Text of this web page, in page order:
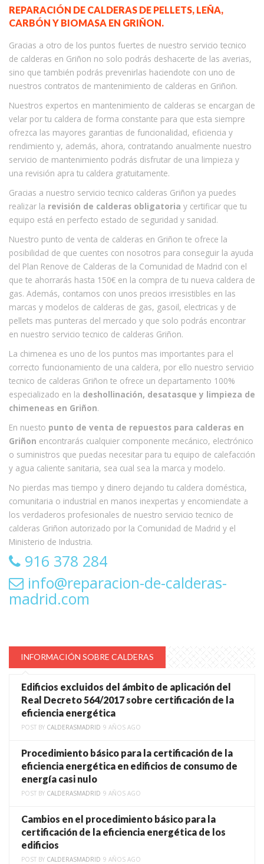
REPARACIÓN DE CALDERAS DE PELLETS, LEÑA,
CARBÓN Y BIOMASA EN GRIÑON.
Gracias a otro de los puntos fuertes de nuestro servicio tecnico
de calderas en Griñon no solo podrás deshacerte de las averias,
sino que también podrás prevenirlas haciendote con uno de
nuestros contratos de mantenimiento de calderas en Griñon.
Nuestros expertos en mantenimiento de calderas se encargan de
velar por tu caldera de forma constante para que esta siempre
ofrezca las mayores garantias de funcionalidad, eficiencia y
rendimiento y, además, ahora, contratando anualmente nuestro
servicio de mantenimiento podrás disfrutar de una limpieza y
una revisión apra tu caldera gratuitamente.
Gracias a nuestro servicio tecnico calderas Griñon ya puedes
realizar la revisión de calderas obligatoria y certificar que tu
equipo está en perfecto estado de seguridad y sanidad.
Nuestro punto de venta de calderas en Griñon te ofrece la
posibilidad de que cuentes con nosotros para conseguir la ayuda
del Plan Renove de Calderas de la Comunidad de Madrid con el
que te ahorrarás hasta 150€ en la compra de tu nueva caldera de
gas. Además, contamos con unos precios irresistibles en las
marcas y modelos de calderas de gas, gasoil, electricas y de
pellets mas punteras del mercado y que solo podrás encontrar
en nuestro servicio tecnico de calderas Griñon.
La chimenea es uno de los puntos mas importantes para el
correcto funcionamiento de una caldera, por ello nuestro servicio
tecnico de calderas Griñon te ofrece un departamento 100%
especializado en la deshollinación, desatasque y limpieza de
chimeneas en Griñon.
En nuesto punto de venta de repuestos para calderas en
Griñon encontrarás cualquier componente mecánico, electrónico
o suministros que puedas necesitar para tu equipo de calefacción
y agua caliente sanitaria, sea cual sea la marca y modelo.
No pierdas mas tiempo y dinero dejando tu caldera doméstica,
comunitaria o industrial en manos inexpertas y encomiendate a
los verdaderos profesionales de nuestro servicio tecnico de
calderas Griñon autorizado por la Comunidad de Madrid y el
Ministerio de Industria.
916 378 284
info@reparacion-de-calderas-
madrid.com
INFORMACIÓN SOBRE CALDERAS
Edificios excluidos del ámbito de aplicación del
Real Decreto 564/2017 sobre certificación de la
eficiencia energética
POST BY CALDERASMADRID 9 AÑOS AGO
Procedimiento básico para la certificación de la
eficiencia energética en edificios de consumo de
energía casi nulo
POST BY CALDERASMADRID 9 AÑOS AGO
Cambios en el procedimiento básico para la
certificación de la eficiencia energética de los
edificios
POST BY CALDERASMADRID 9 AÑOS AGO